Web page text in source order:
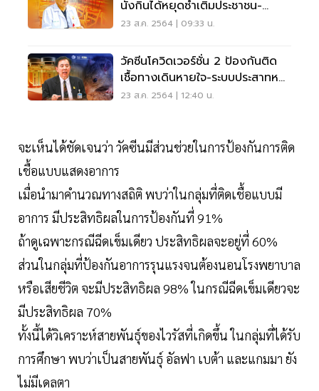
นั่งกินได้หยุดซ้ำเติมประชาชน-
ลูกจ้าง
23 ส.ค. 2564 | 09:33 น.
วัคซีนโควิดเวอร์ชั่น 2 ป้องกันติด
เชื้อทางเดินหายใจ-ระบบประสาทหนู
ทดลองได้
23 ส.ค. 2564 | 12:40 น.
จะเห็นได้ชัดเจนว่า วัคซีนมีส่วนช่วยในการป้องกันการติด
เชื้อแบบแสดงอาการ
เมื่อนำมาคำนวณทางสถิติ พบว่าในกลุ่มที่ติดเชื้อแบบมี
อาการ มีประสิทธิผลในการป้องกันที่ 91%
ถ้าดูเฉพาะกรณีฉีดเข็มเดียว ประสิทธิผลจะอยู่ที่ 60%
ส่วนในกลุ่มที่ป้องกันอาการรุนแรงจนต้องนอนโรงพยาบาล
หรือเสียชีวิต จะมีประสิทธิผล 98% ในกรณีฉีดเข็มเดียวจะ
มีประสิทธิผล 70%
ทั้งนี้ได้วิเคราะห์สายพันธุ์ของไวรัสที่เกิดขึ้น ในกลุ่มที่ได้รับ
การศึกษา พบว่าเป็นสายพันธุ์ อัลฟา เบต้า และแกมมา ยัง
ไม่มีเดลตา